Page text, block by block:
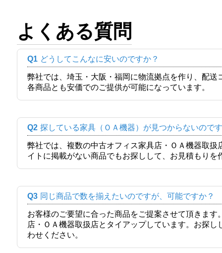
よくある質問
Q1 どうしてこんなに安いのですか？
弊社では、埼玉・大阪・福岡に物流拠点を作り、配
各商品とも安価でのご提供が可能になっています。
Q2 探している家具（ＯＡ機器）が見つからないので
弊社では、複数の中古オフィス家具店・ＯＡ機器取
イトに掲載がない商品でもお探しして、お見積もりを
Q3 同じ商品で数を揃えたいのですが、可能ですか？
お客様のご要望に合った商品をご提案させて頂きま
店・ＯＡ機器取扱店とタイアップしています。お探
わせください。